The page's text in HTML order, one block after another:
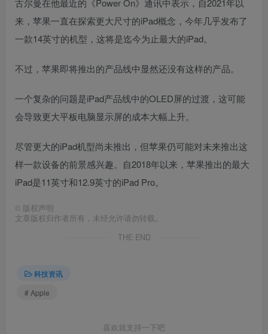
古尔曼在他最近的《Power On》通讯中表示，自2021年以
来，苹果一直在探索更大尺寸的‌iPad概念，今年几乎发布了
一款14英寸的机型，这将是迄今为止最大的‌iPad‌。
不过，苹果即将推出的产品线中显然还没有这样的产品。
一个复杂的问题是‌iPad‌产品线中的OLED屏的过渡，这可能
会导致更大平板电脑显示屏的成本大幅上升。
尽管更大的‌iPad‌机型尚未推出，但苹果仍可能对未来推出这
样一款设备的前景感兴趣。自2018年以来，苹果推出的最大
iPad是11英寸和12.9英寸的‌‌iPad Pro‌。
© 版权声明
文章版权归作者所有，未经允许请勿转载。
THE END
科技资讯
# Apple
喜欢就支持一下吧